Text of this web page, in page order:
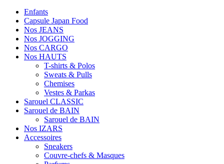
Enfants
Capsule Japan Food
Nos JEANS
Nos JOGGING
Nos CARGO
Nos HAUTS
T-shirts & Polos
Sweats & Pulls
Chemises
Vestes & Parkas
Sarouel CLASSIC
Sarouel de BAIN
Sarouel de BAIN
Nos IZARS
Accessoires
Sneakers
Couvre-chefs & Masques